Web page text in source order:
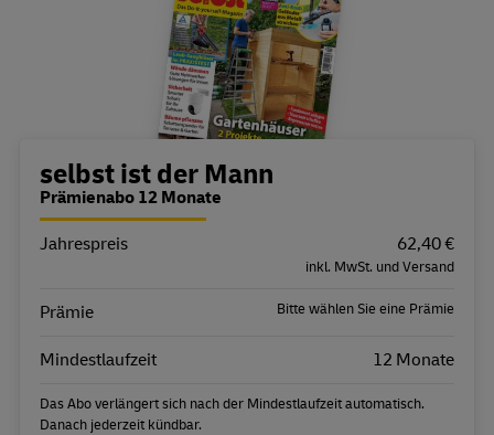
Bestellübersicht
selbst ist der Mann
Prämienabo 12 Monate
Eigenschaft
Jahrespreis 62,40 €
inkl. MwSt. und Versand
Prämie Bitte wählen Sie eine Prämie
Mindestlaufzeit 12 Monate
Das Abo verlängert sich nach der Mindestlaufzeit automatisch.
Danach jederzeit kündbar.